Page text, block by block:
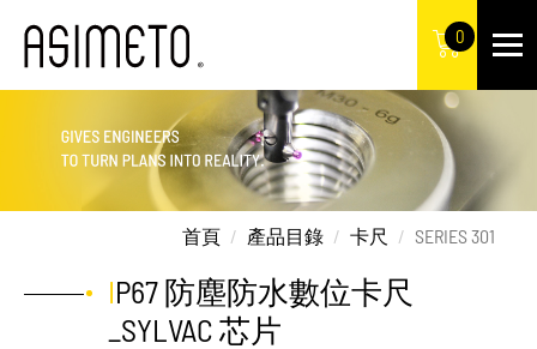
0
首頁 產品目錄 卡尺 SERIES 301
IP67 防塵防水數位卡尺
_SYLVAC 芯片